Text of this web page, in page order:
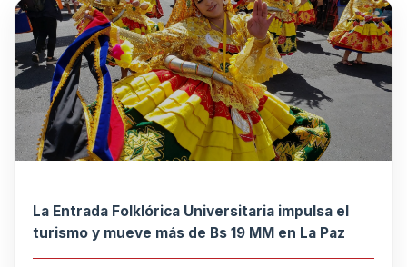
La Entrada Folklórica Universitaria impulsa el
turismo y mueve más de Bs 19 MM en La Paz